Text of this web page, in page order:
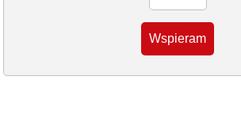
Wspieram